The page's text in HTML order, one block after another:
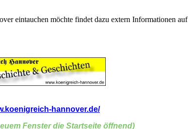
eintauchen möchte findet dazu extern Informationen auf
hannover.de/
Fenster die Startseite öffnend)